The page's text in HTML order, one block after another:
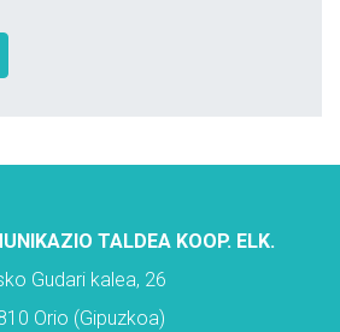
TALDEA KOOP. ELK.
Gudari kalea, 26
Orio (Gipuzkoa)